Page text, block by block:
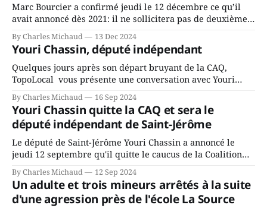
Marc Bourcier a confirmé jeudi le 12 décembre ce qu’il
avait annoncé dès 2021: il ne sollicitera pas de deuxième
mandat à titre de maire de Saint-Jérôme. Bourcier en a
fait l’annonce en s’adressant aux employés de la ville,
rassemblés en soirée pour leur traditionnel souper
By Charles Michaud 13 Dec 2024
Youri Chassin, député indépendant
Quelques jours après son départ bruyant de la CAQ,
TopoLocal vous présente une conversation avec Youri
Chassin. Nous avons causé de sa décision. Y songeait-il
depuis longtemps? Sera-t-il candidat indépendant dans 2
ans? Joindrait-il un autre parti, par exemple les
conservateurs d’Éric Duhaime? Que lui
By Charles Michaud 16 Sep 2024
Youri Chassin quitte la CAQ et sera le
député indépendant de Saint-Jérôme
Le député de Saint-Jérôme Youri Chassin a annoncé le
jeudi 12 septembre qu'il quitte le caucus de la Coalition
Avenir Québec de François Legault parce qu'il est déçu du
gouvernement de la CAQ, surtout de son incapacité, qu'il
juge chronique, à offrir des
By Charles Michaud 12 Sep 2024
Un adulte et trois mineurs arrêtés à la suite
d'une agression près de l'école La Source